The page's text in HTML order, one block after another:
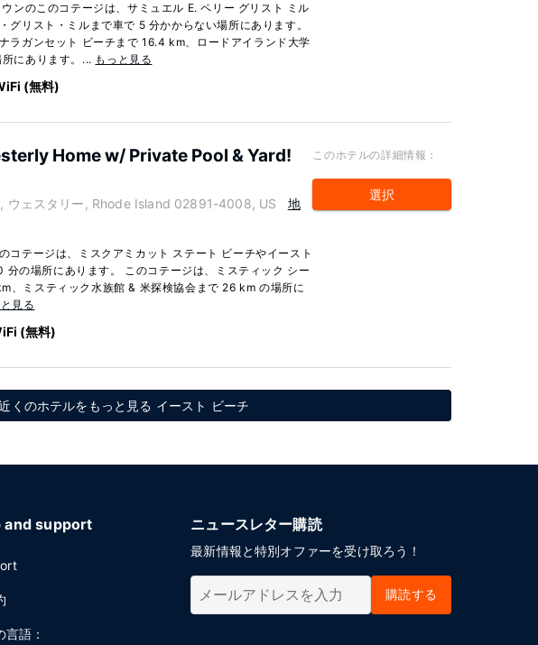
ンのこのコテージは、サミュエル E. ペリー グリスト ミル
グリスト・ミルまで車で 5 分かからない場所にあります。
ラガンセット ビーチまで 16.4 km、ロードアイランド大学
にあります。... もっと見る
(無料)
Home w/ Private Pool & Yard!
ウェスタリー, Rhode Island 02891-4008, US
地
コテージは、ミスクアミカット ステート ビーチやイースト
分の場所にあります。 このコテージは、ミスティック シー
、ミスティック水族館 & 米探検協会まで 26 km の場所に
見る
(無料)
このホテルの詳細情報：
選択
くのホテルをもっと見る イースト ビーチ
and support
言語：
ニュースレター購読
最新情報と特別オファーを受け取ろう！
購読する